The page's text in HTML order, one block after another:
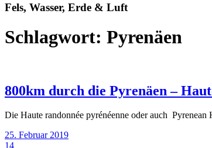
Fels, Wasser, Erde & Luft
Schlagwort: Pyrenäen
800km durch die Pyrenäen –
Die Haute randonnée pyrénéenne oder auch
25. Februar 2019
14